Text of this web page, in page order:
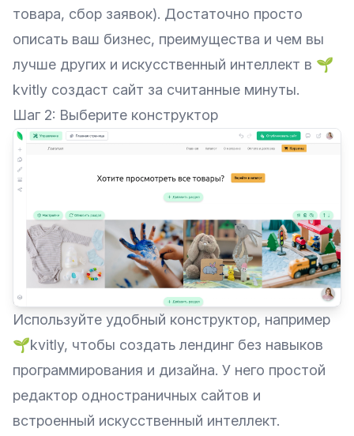
товара, сбор заявок). Достаточно просто
описать ваш бизнес, преимущества и чем вы
лучше других и искусственный интеллект в 🌱
kvitly создаст сайт за считанные минуты.
Шаг 2: Выберите конструктор
Используйте удобный конструктор, например
🌱kvitly, чтобы создать лендинг без навыков
программирования и дизайна. У него простой
редактор одностраничных сайтов и
встроенный искусственный интеллект.